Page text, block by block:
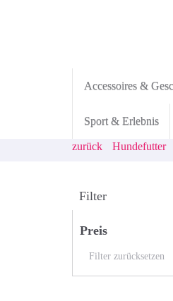
Accessoires &
Sport & Erlebnis
zurück Hundefutter
Filter
Preis
Filter zurücksetzen